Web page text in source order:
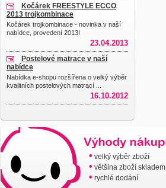
Kočárek FREESTYLE ECCO
2013 trojkombinace
Kočárek trojkombinace - novinka v naší
nabídce, provedení 2013!
23.04.2013
Postelové matrace v naší
nabídce
Nabídka e-shopu rozšířena o velký výběr
kvalitních postelových matrací ...
16.10.2012
• velký výběr zboží
• většina zboží skladem
• rychlé dodání